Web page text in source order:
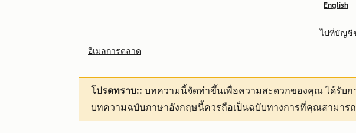
English
ไปที่บัญชี
อีเมลการตลาด
โปรดทราบ:: บทความนี้จัดทำขึ้นเพื่อความสะดวกของคุณได้รับ
บทความฉบับภาษาอังกฤษนี้ควรถือเป็นฉบับทางการที่คุณสามา